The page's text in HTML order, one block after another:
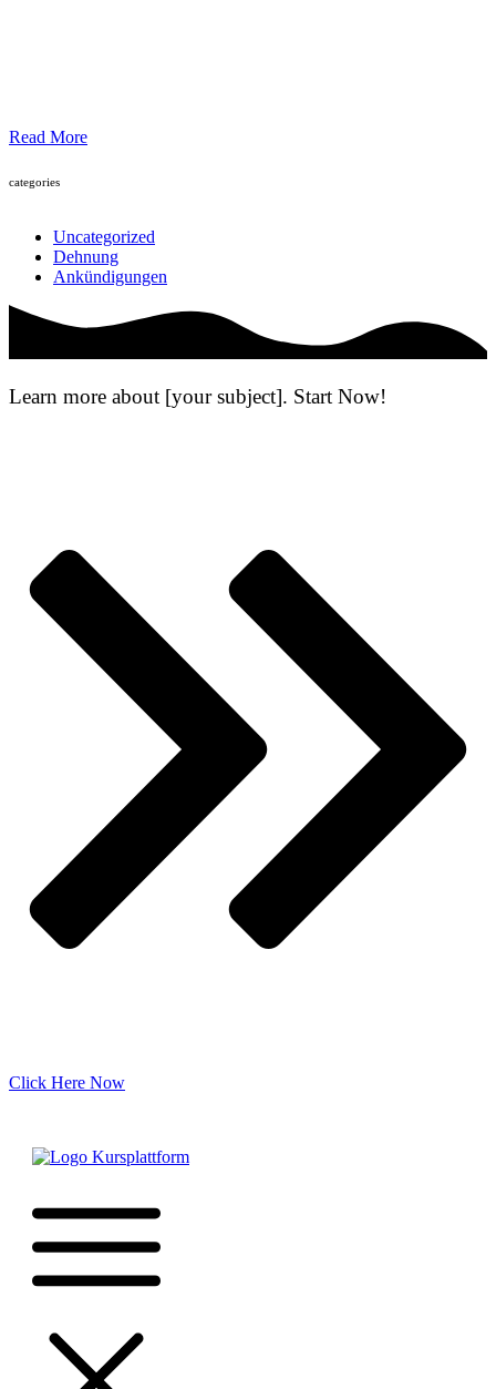
Read More
categories
Uncategorized
Dehnung
Ankündigungen
Learn more about [your subject]. Start Now!
Click Here Now